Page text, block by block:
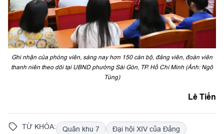
Ghi nhận của phóng viên, sáng nay hơn 150 cán bộ, đảng viên, đoàn viên
thanh niên theo dõi tại UBND phường Sài Gòn, TP. Hồ Chí Minh (Ảnh: Ngô
Tùng)
Lê Tiến
TỪ KHÓA: Quân khu 7 Đại hội XIV của Đảng